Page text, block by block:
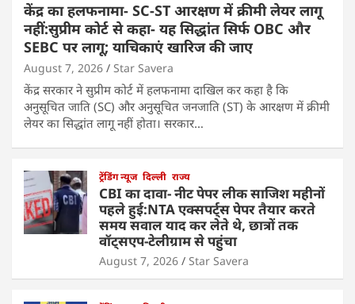
केंद्र का हलफनामा- SC-ST आरक्षण में क्रीमी लेयर लागू
नहीं:सुप्रीम कोर्ट से कहा- यह सिद्धांत सिर्फ OBC और
SEBC पर लागू; याचिकाएं खारिज की जाए
August 7, 2026 Star Savera
केंद्र सरकार ने सुप्रीम कोर्ट में हलफनामा दाखिल कर कहा है कि
अनुसूचित जाति (SC) और अनुसूचित जनजाति (ST) के आरक्षण में क्रीमी
लेयर का सिद्धांत लागू नहीं होता। सरकार…
ट्रेंडिंग न्यूज दिल्ली राज्य
CBI का दावा- नीट पेपर लीक साजिश महीनों
पहले हुई:NTA एक्सपर्ट्स पेपर तैयार करते
समय सवाल याद कर लेते थे, छात्रों तक
वॉट्सएप-टेलीग्राम से पहुंचा
August 7, 2026 Star Savera